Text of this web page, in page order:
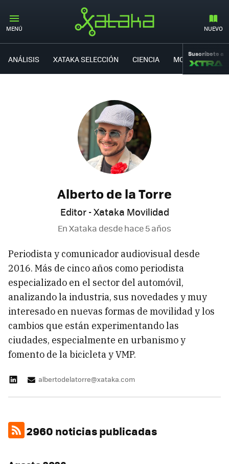
MENÚ NUEVO
ANÁLISIS XATAKA SELECCIÓN CIENCIA MOVILIDAD
Suscríbete a
Alberto de la Torre
Editor - Xataka Movilidad
En Xataka desdehace 5 años
Periodista y comunicador audiovisual desde
2016. Más de cinco años como periodista
especializado en el sector del automóvil,
analizando la industria, sus novedades y muy
interesado en nuevas formas de movilidad y los
cambios que están experimentando las
ciudades, especialmente en urbanismo y
fomento de la bicicleta y VMP.
albertodelatorre@xataka.com
2960 noticias publicadas